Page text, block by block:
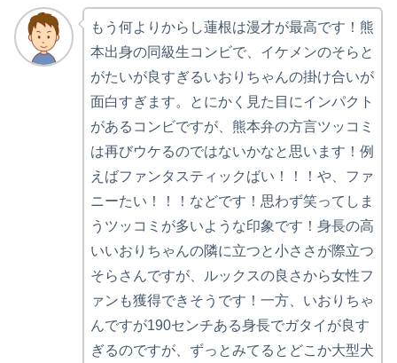
もう何よりからし蓮根は漫才が最高です！熊
本出身の同級生コンビで、イケメンのそらと
がたいが良すぎるいおりちゃんの掛け合いが
面白すぎます。とにかく見た目にインパクト
があるコンビですが、熊本弁の方言ツッコミ
は再びウケるのではないかなと思います！例
えばファンタスティックばい！！！や、ファ
ニーたい！！！などです！思わず笑ってしま
うツッコミが多いような印象です！身長の高
いいおりちゃんの隣に立つと小ささが際立つ
そらさんですが、ルックスの良さから女性フ
ァンも獲得できそうです！一方、いおりちゃ
んですが190センチある身長でガタイが良す
ぎるのですが、ずっとみてるとどこか大型犬